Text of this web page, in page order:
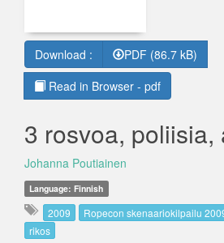
Download :
PDF (86.7 kB)
Read in Browser - pdf
3 rosvoa, poliisia,
Johanna Poutiainen
Language: Finnish
2009 Ropecon skenaariokilpailu
rikos